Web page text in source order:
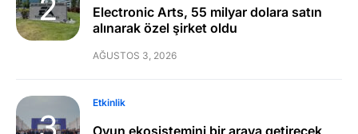
Electronic Arts, 55 milyar dolara satın
alınarak özel şirket oldu
AĞUSTOS 3, 2026
Etkinlik
Oyun ekosistemini bir araya getirecek